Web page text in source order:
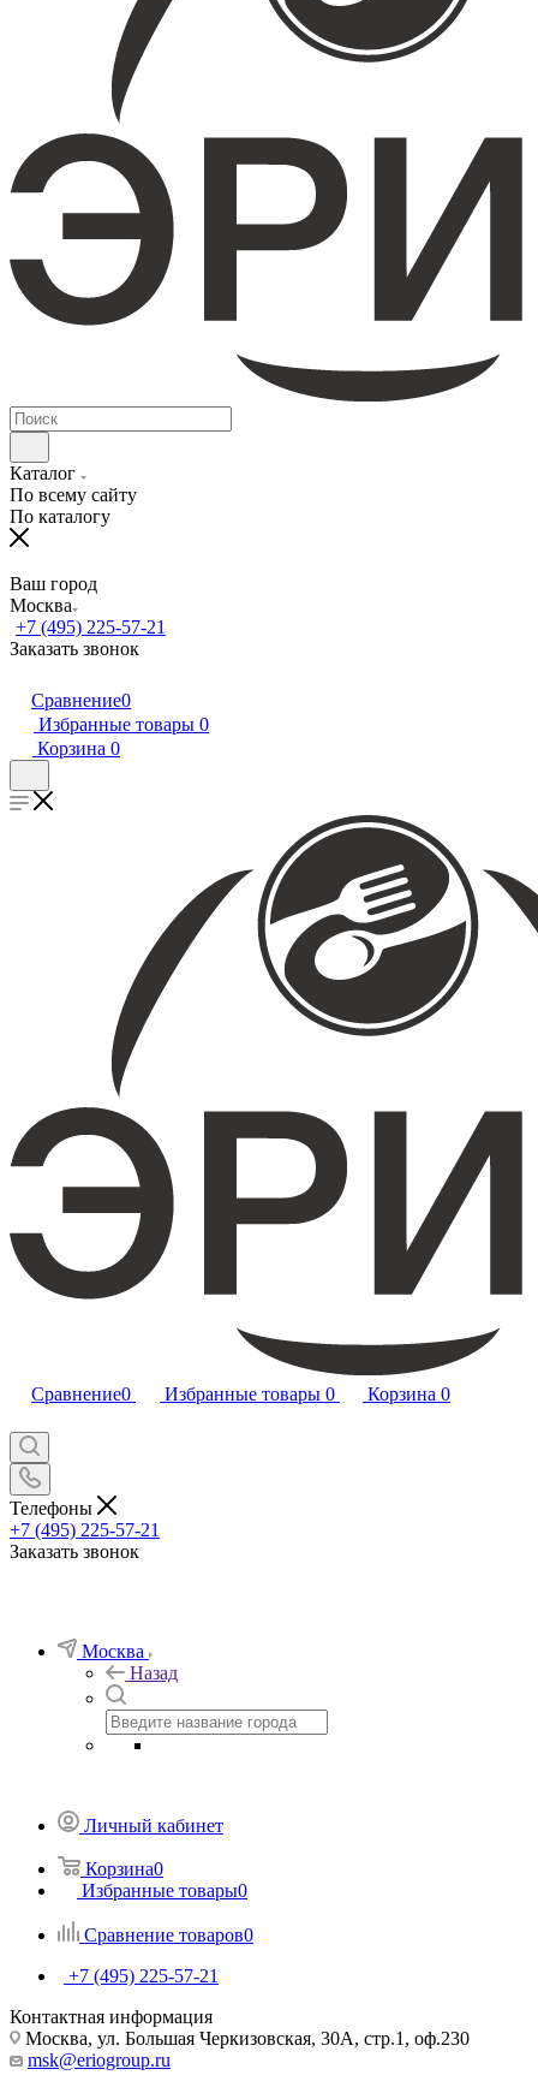
Каталог
По всему сайту
По каталогу
Ваш город
Москва
+7 (495) 225-57-21
Заказать звонок
Сравнение0
Избранные товары 0
Корзина 0
Сравнение0 Избранные товары 0 Корзина 0
Телефоны
+7 (495) 225-57-21
Заказать звонок
Москва
Назад
Личный кабинет
Корзина0
Избранные товары0
Сравнение товаров0
+7 (495) 225-57-21
Контактная информация
Москва, ул. Большая Черкизовская, 30А, стр.1, оф.230
msk@eriogroup.ru